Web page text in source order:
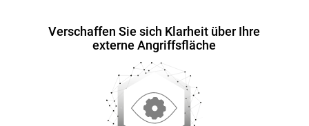
Verschaffen Sie sich Klarheit über Ihre
externe Angriffsfläche